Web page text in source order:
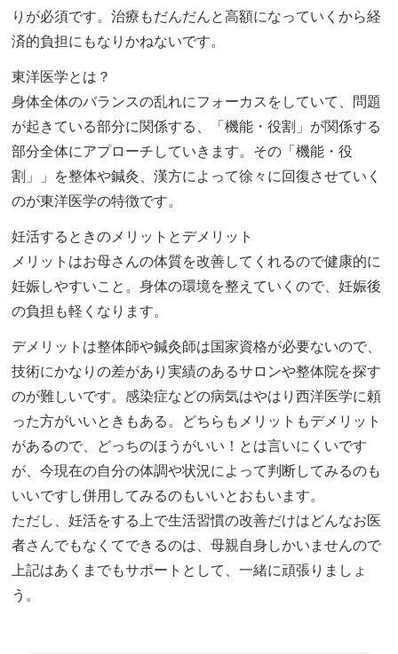
りが必須です。治療もだんだんと高額になっていくから経
済的負担にもなりかねないです。
東洋医学とは？
身体全体のバランスの乱れにフォーカスをしていて、問題
が起きている部分に関係する、「機能・役割」が関係する
部分全体にアプローチしていきます。その「機能・役
割」」を整体や鍼灸、漢方によって徐々に回復させていく
のが東洋医学の特徴です。
妊活するときのメリットとデメリット
メリットはお母さんの体質を改善してくれるので健康的に
妊娠しやすいこと。身体の環境を整えていくので、妊娠後
の負担も軽くなります。
デメリットは整体師や鍼灸師は国家資格が必要ないので、
技術にかなりの差があり実績のあるサロンや整体院を探す
のが難しいです。感染症などの病気はやはり西洋医学に頼
った方がいいときもある。どちらもメリットもデメリット
があるので、どっちのほうがいい！とは言いにくいです
が、今現在の自分の体調や状況によって判断してみるのも
いいですし併用してみるのもいいとおもいます。
ただし、妊活をする上で生活習慣の改善だけはどんなお医
者さんでもなくてできるのは、母親自身しかいませんので
上記はあくまでもサポートとして、一緒に頑張りましょ
う。